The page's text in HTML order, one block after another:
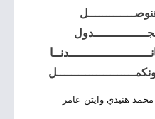
هنيدي وايتن عامر